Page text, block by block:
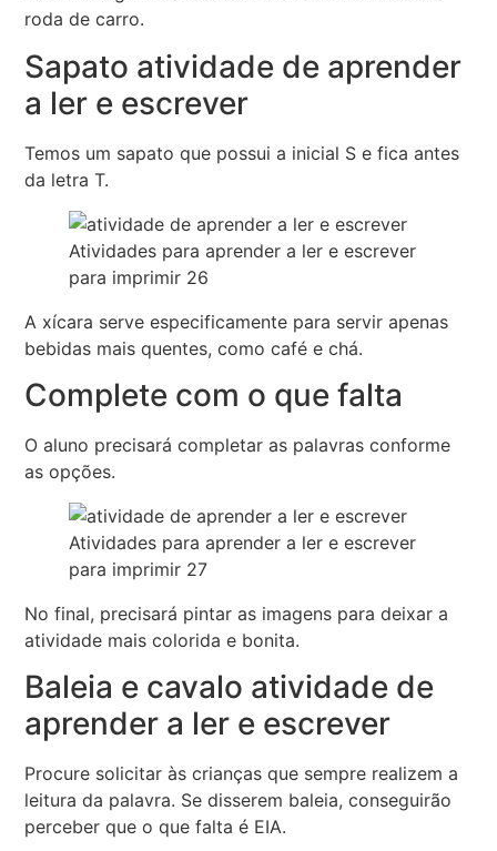
roda de carro.
Sapato atividade de aprender
a ler e escrever
Temos um sapato que possui a inicial S e fica antes
da letra T.
Atividades para aprender a ler e escrever
para imprimir 26
A xícara serve especificamente para servir apenas
bebidas mais quentes, como café e chá.
Complete com o que falta
O aluno precisará completar as palavras conforme
as opções.
Atividades para aprender a ler e escrever
para imprimir 27
No final, precisará pintar as imagens para deixar a
atividade mais colorida e bonita.
Baleia e cavalo atividade de
aprender a ler e escrever
Procure solicitar às crianças que sempre realizem a
leitura da palavra. Se disserem baleia, conseguirão
perceber que o que falta é EIA.